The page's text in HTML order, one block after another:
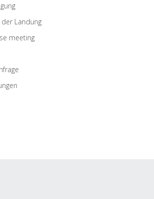
Landung
meeting